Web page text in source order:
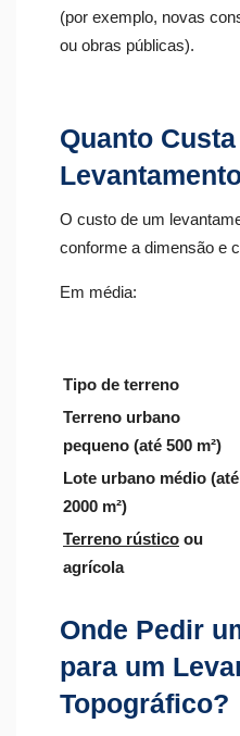
(por exemplo, novas
ou obras públicas).
Quanto
O custo de um
conforme a dimensão e
Em média:
Tipo de terreno
Terreno urbano
pequeno (até 500 m²)
Lote urbano médio (até
2000 m²)
Terreno rústico ou
agrícola
Onde Pedir
para um
Topográfico?